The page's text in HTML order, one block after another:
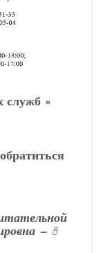
служб «
— 8